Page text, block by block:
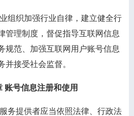
组织加强行业自律，建立健全行
管理制度，督促指导互联网信息
规范、加强互联网用户账号信息
并接受社会监督。
账号信息注册和使用
务提供者应当依照法律、行政法